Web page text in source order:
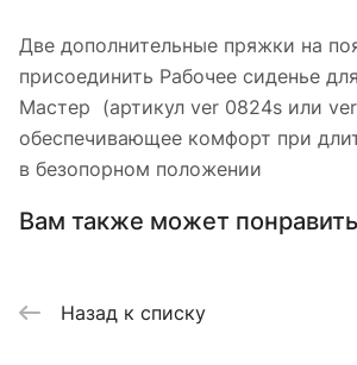
Две дополнительные пряжки на
присоединить Рабочее сиденье
Мастер (артикул ver 0824s или
обеспечивающее комфорт при
в безопорном положении
Вам также может
Назад к списку